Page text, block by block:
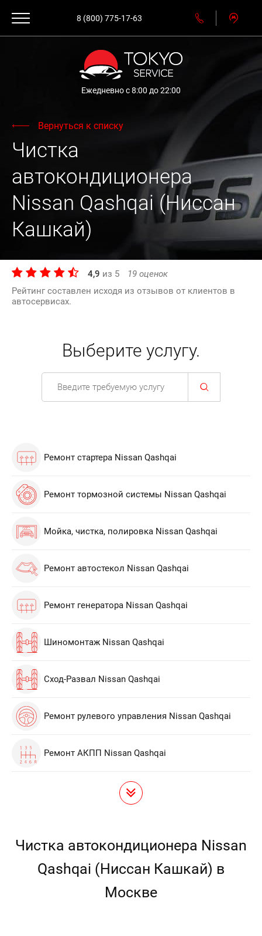
8 (800) 775-17-63
Ежедневно с 8:00 до 22:00
Вернуться к списку
Чистка
автокондиционера
Nissan Qashqai (Ниссан
Кашкай)
4,9 из 5 19 оценок
Рейтинг составлен исходя из отзывов от клиентов в
автосервисах.
Выберите услугу.
Ремонт стартера Nissan Qashqai
Ремонт тормозной системы Nissan Qashqai
Мойка, чистка, полировка Nissan Qashqai
Ремонт автостекол Nissan Qashqai
Ремонт генератора Nissan Qashqai
Шиномонтаж Nissan Qashqai
Сход-Развал Nissan Qashqai
Ремонт рулевого управления Nissan Qashqai
Ремонт АКПП Nissan Qashqai
Чистка автокондиционера Nissan
Qashqai (Ниссан Кашкай) в
Москве